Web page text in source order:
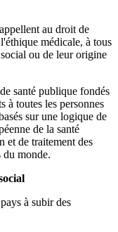
au droit de
médicale, à tous
ou de leur origine
santé publique fondés
à toutes les personnes
sur une logique de
de la santé
et de traitement des
du monde.
à subir des